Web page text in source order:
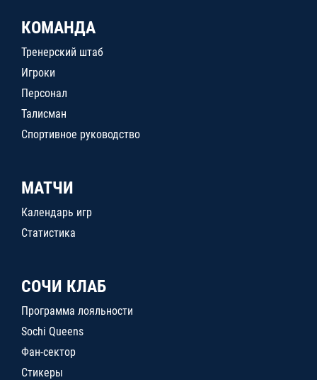
КОМАНДА
Тренерский штаб
Игроки
Персонал
Талисман
Спортивное руководство
МАТЧИ
Календарь игр
Статистика
СОЧИ КЛАБ
Программа лояльности
Sochi Queens
Фан-сектор
Стикеры